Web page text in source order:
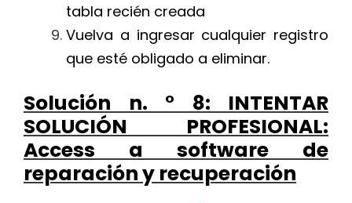
tabla recién creada
Vuelva a ingresar cualquier registro
que esté obligado a eliminar.
Solución n. ° 8: INTENTAR
SOLUCIÓN PROFESIONAL:
Access a software de
reparación y recuperación